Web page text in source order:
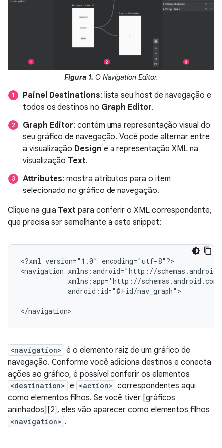
Figura 1. O Navigation Editor.
Painel Destinations: lista seu host de navegação e
todos os destinos no Graph Editor.
Graph Editor: contém uma representação visual do
seu gráfico de navegação. Você pode alternar entre
a visualização Design e a representação XML na
visualização Text.
Attributes: mostra atributos para o item
selecionado no gráfico de navegação.
Clique na guia Text para conferir o XML correspondente,
que precisa ser semelhante a este snippet:
<?xml version="1.0"
encoding="utf-8"?>
<navigation
android:id="@+id/nav_graph">
<navigation> é o elemento raiz de um gráfico de
navegação. Conforme você adiciona destinos e conecta
ações ao gráfico, é possível conferir os elementos
<destination> e <action> correspondentes aqui
como elementos filhos. Se você tiver [gráficos
aninhados][2], eles vão aparecer como elementos filhos
<navigation> .